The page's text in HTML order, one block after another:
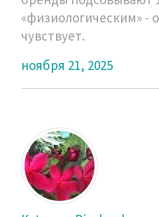
«физиологическим» -
чувствует.
ноября 21, 2025